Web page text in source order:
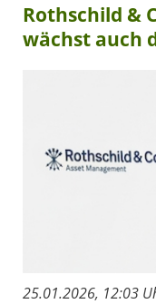
Rothschild &
wächst auch
25.01.2026, 12:03